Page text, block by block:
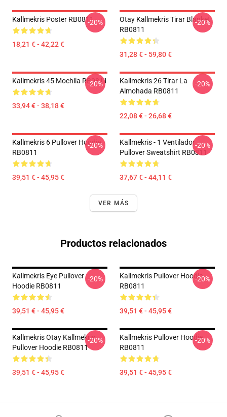
Kallmekris Poster RB0811
18,21 € - 42,22 €
-20%
Otay Kallmekris Tirar Blanket
RB0811
31,28 € - 59,80 €
-20%
Kallmekris 45 Mochila RB0811
33,94 € - 38,18 €
-20%
Kallmekris 26 Tirar La
Almohada RB0811
22,08 € - 26,68 €
-20%
Kallmekris 6 Pullover Hoodie
RB0811
39,51 € - 45,95 €
-20%
Kallmekris - 1 Ventilador
Pullover Sweatshirt RB0811
37,67 € - 44,11 €
-20%
VER MÁS
Productos relacionados
Kallmekris Eye Pullover
Hoodie RB0811
39,51 € - 45,95 €
-20%
Kallmekris Pullover Hoodie
RB0811
39,51 € - 45,95 €
-20%
Kallmekris Otay Kallmekris
Pullover Hoodie RB0811
39,51 € - 45,95 €
-20%
Kallmekris Pullover Hoodie
RB0811
39,51 € - 45,95 €
-20%